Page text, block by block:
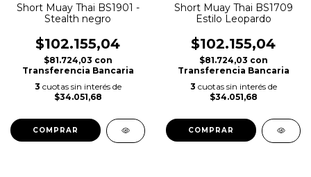
Short Muay Thai BS1901 -
Stealth negro
$102.155,04
$81.724,03 con
Transferencia Bancaria
3 cuotas sin interés de
$34.051,68
COMPRAR
Short Muay Thai BS1709
Estilo Leopardo
$102.155,04
$81.724,03 con
Transferencia Bancaria
3 cuotas sin interés de
$34.051,68
COMPRAR